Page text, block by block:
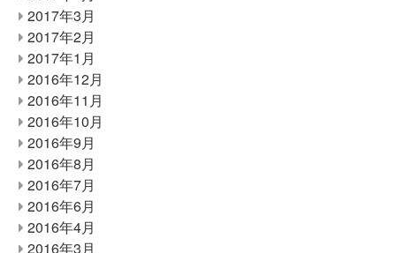
2017年3月
2017年2月
2017年1月
2016年12月
2016年11月
2016年10月
2016年9月
2016年8月
2016年7月
2016年6月
2016年4月
2016年3月